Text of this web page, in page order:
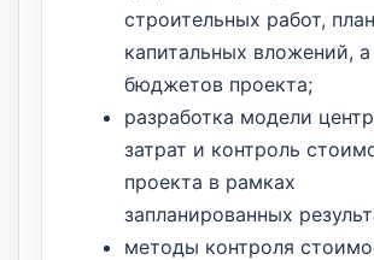
строительных работ,
капитальных вложений,
бюджетов проекта;
разработка модели
затрат и контроль
проекта в рамках
запланированных
методы контроля